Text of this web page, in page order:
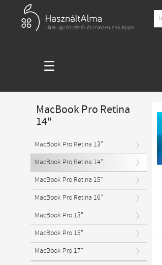
☰
MacBook Pro Retina
14"
MacBook Pro Retina 13"
MacBook Pro Retina 14"
MacBook Pro Retina 15"
MacBook Pro Retina 16"
MacBook Pro 13"
MacBook Pro 15"
MacBook Pro 17"